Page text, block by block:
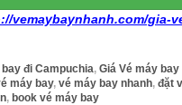
vemaybaynhanh.com/gia-
đi Campuchia, Giá Vé máy
máy bay, vé máy bay nhanh, đặt
, book vé máy bay